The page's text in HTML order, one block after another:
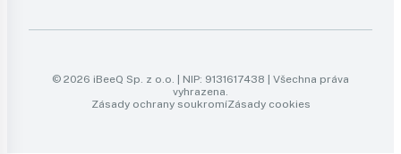
© 2026 iBeeQ Sp. z o.o. | NIP: 9131617438 | Všechna práva
vyhrazena.
Zásady ochrany soukromíZásady cookies